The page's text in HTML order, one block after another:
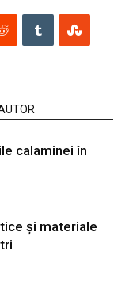
calaminei în
și materiale